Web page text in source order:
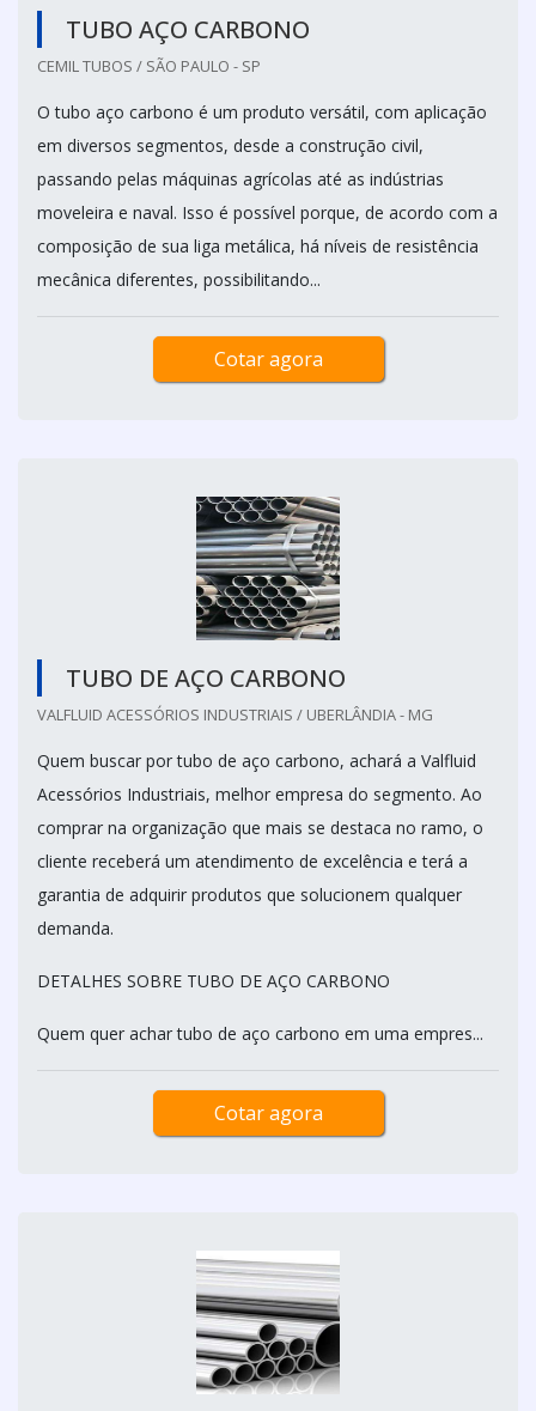
TUBO AÇO CARBONO
CEMIL TUBOS / SÃO PAULO - SP
O tubo aço carbono é um produto versátil, com aplicação
em diversos segmentos, desde a construção civil,
passando pelas máquinas agrícolas até as indústrias
moveleira e naval. Isso é possível porque, de acordo com a
composição de sua liga metálica, há níveis de resistência
mecânica diferentes, possibilitando...
Cotar agora
TUBO DE AÇO CARBONO
VALFLUID ACESSÓRIOS INDUSTRIAIS / UBERLÂNDIA - MG
Quem buscar por tubo de aço carbono, achará a Valfluid
Acessórios Industriais, melhor empresa do segmento. Ao
comprar na organização que mais se destaca no ramo, o
cliente receberá um atendimento de excelência e terá a
garantia de adquirir produtos que solucionem qualquer
demanda.
DETALHES SOBRE TUBO DE AÇO CARBONO
Quem quer achar tubo de aço carbono em uma empres...
Cotar agora